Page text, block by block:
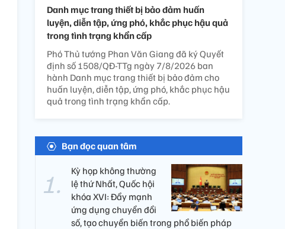
Danh mục trang thiết bị bảo đảm huấn
luyện, diễn tập, ứng phó, khắc phục hậu quả
trong tình trạng khẩn cấp
Phó Thủ tướng Phan Văn Giang đã ký Quyết
định số 1508/QĐ-TTg ngày 7/8/2026 ban
hành Danh mục trang thiết bị bảo đảm cho
huấn luyện, diễn tập, ứng phó, khắc phục hậu
quả trong tình trạng khẩn cấp.
Bạn đọc quan tâm
Kỳ họp không thường
lệ thứ Nhất, Quốc hội
khóa XVI: Đẩy mạnh
ứng dụng chuyển đổi
số, tạo chuyển biến trong phổ biến pháp